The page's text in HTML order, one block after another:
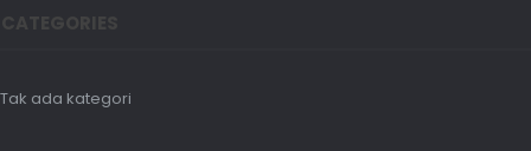
Tak ada kategori